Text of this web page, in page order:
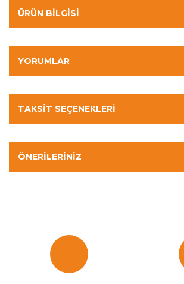
ÜRÜN BILGISI
YORUMLAR
TAKSIT SEÇENEKLERI
ÖNERILERINIZ